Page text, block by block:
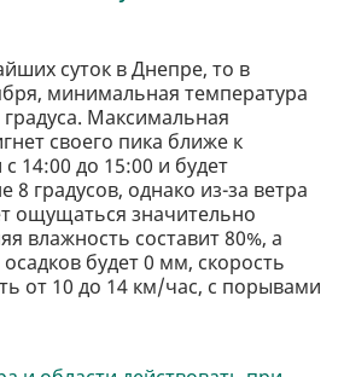
суток в Днепре, то в
минимальная температура
градуса. Максимальная
своего пика ближе к
14:00 до 15:00 и будет
8 градусов, однако из-за ветра
ощущаться значительно
влажность составит 80%, а
будет 0 мм, скорость
от 10 до 14 км/час, с порывами